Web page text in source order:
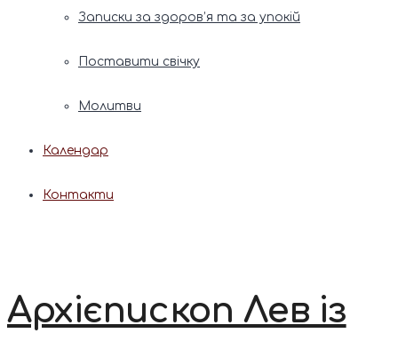
Записки за здоров’я та за упокій
Поставити свічку
Молитви
Календар
Контакти
Архієпископ Лев із